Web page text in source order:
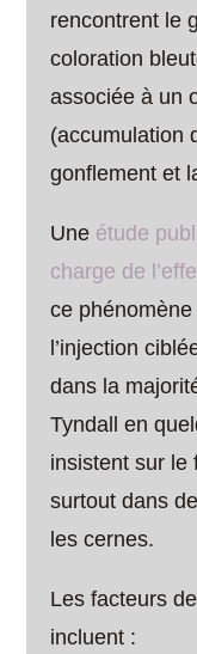
rencontrent le
coloration
associée à un
(accumulation
gonflement et
Une étude
charge de
ce
l’injection
dans la
Tyndall en
insistent sur le
surtout dans
les cernes.
Les facteurs
incluent :